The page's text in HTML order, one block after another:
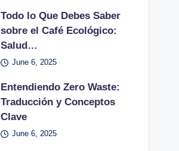
Todo lo Que Debes Saber
sobre el Café Ecológico:
Salud…
June 6, 2025
Entendiendo Zero Waste:
Traducción y Conceptos
Clave
June 6, 2025